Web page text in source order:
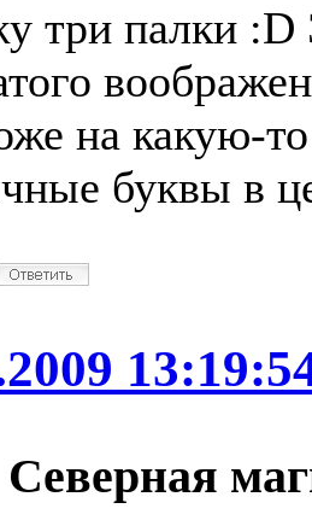
три палки :D
на какую-
буквы в